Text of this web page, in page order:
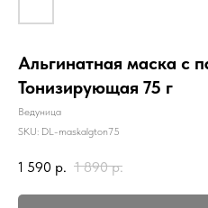
Альгинатная маска с
Тонизирующая 75 г
Ведуница
SKU: DL-maskalgton75
1 590 р. 1 890 р.